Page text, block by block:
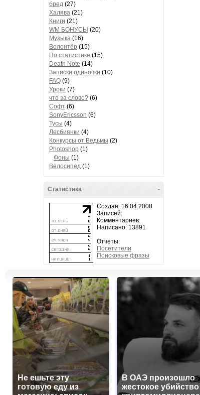
бред (27)
Халява (21)
Книги (21)
WM БОНУСЫ (20)
Музыка (16)
Волонтёр (15)
По статистике (15)
Death Note (14)
Записки одиночки (10)
FAQ (9)
Уроки (7)
что за слово? (6)
Софт (6)
SonyEricsson (6)
Тусы (4)
Лесбиянки (4)
Конкурсы от Ведьмы (2)
Photoshop (1)
Фоны (1)
Велосипед (1)
-
Статистика
Создан: 16.04.2008
Записей:
Комментариев:
Написано: 13891
Отчеты:
Посетители
Поисковые фразы
Не ешьте эту
готовую еду из
В ОАЭ произошло
жестокое убийство